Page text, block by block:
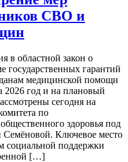
СВО и
в областной закон о
государственных гарантий
медицинской помощи
2026 год и на плановый
сегодня на
по
здоровья под
Семёновой. Ключевое место
социальной поддержки
[…]